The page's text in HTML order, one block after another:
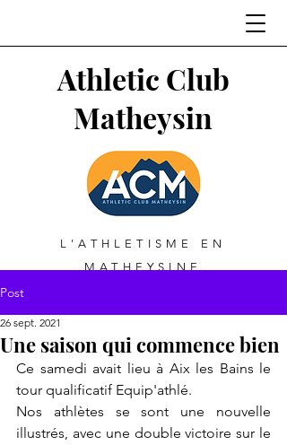
Athletic Club
Matheysin
L'ATHLETISME EN
MATHEYSINE
Post
Une saison qui commence bien
26 sept. 2021
Ce samedi avait lieu à Aix les Bains le
tour qualificatif Equip'athlé.
Nos athlètes se sont une nouvelle
illustrés, avec une double victoire sur le